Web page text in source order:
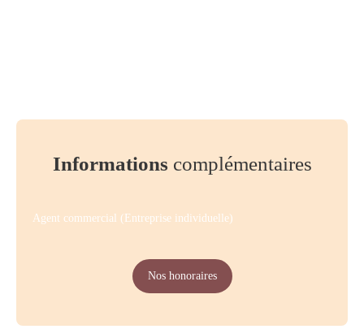
Informations complémentaires
Agent commercial (Entreprise individuelle)
Nos honoraires